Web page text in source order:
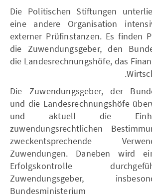
Die Politischen Stiftungen
eine andere Organisation
externer Prüfinstanzen. Es finden
die Zuwendungsgeber, den
die Landesrechnungshöfe, das
Die Zuwendungsgeber, der
und die Landesrechnungshöfe
und aktuell die
zuwendungsrechtlichen
zweckentsprechende
Zuwendungen. Daneben wird
Erfolgskontrolle
Zuwendungsgeber,